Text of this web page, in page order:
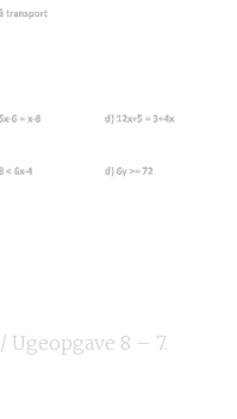
/ Ugeopgave 8 – 7.